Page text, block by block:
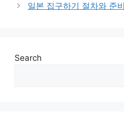
일본 집구하기 절차와 준
Search